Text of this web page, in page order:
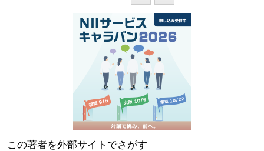
この著者を外部サイトでさがす